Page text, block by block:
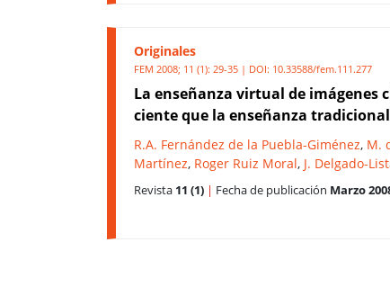
Originales
FEM 2008; 11 (1): 29-35 | DOI: 10.33588/fem.111.277
La enseñanza virtual de imágenes
ciente que la enseñanza tradicional
R.A. Fernández de la Puebla-Giménez, M.
Martínez, Roger Ruiz Moral, J. Delgado-
Revista 11 (1) | Fecha de publicación Marzo